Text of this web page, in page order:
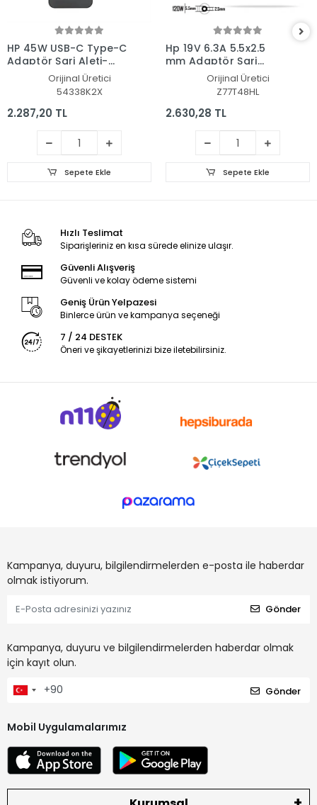
HP 45W USB-C Type-C
Adaptör Şarj Aleti-
Orijinal Üretici
54338K2X
2.287,20 TL
Sepete Ekle
Hp 19V 6.3A 5.5x2.5
mm Adaptör Şarj
Aleti-CihazıOrijinal Üretici
Z77T48HL
2.630,28 TL
Sepete Ekle
Hızlı Teslimat
Siparişleriniz en kısa sürede elinize ulaşır.
Güvenli Alışveriş
Güvenli ve kolay ödeme sistemi
Geniş Ürün Yelpazesi
Binlerce ürün ve kampanya seçeneği
7 / 24 DESTEK
Öneri ve şikayetlerinizi bize iletebilirsiniz.
Kampanya, duyuru, bilgilendirmelerden e-posta ile haberdar
olmak istiyorum.
Gönder
Kampanya, duyuru ve bilgilendirmelerden haberdar olmak
için kayıt olun.
Gönder
Mobil Uygulamalarımız